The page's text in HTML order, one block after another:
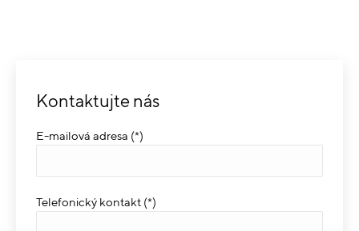
Kontaktujte nás
E-mailová adresa (*)
Telefonický kontakt (*)